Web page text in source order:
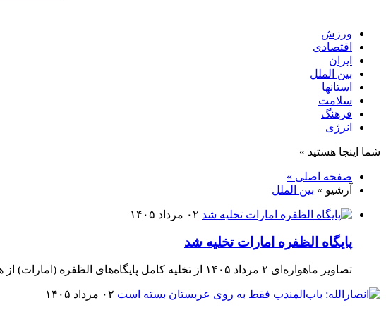
ورزش
اقتصادی
ایران
بین الملل
استانها
سلامت
فرهنگ
انرژی
شما اینجا هستید »
صفحه اصلی »
آرشیو » بین الملل
۰۲ مرداد ۱۴۰۵
پایگاه الظفره امارات تخلیه شد
تصاویر ماهواره‌ای ۲ مرداد ۱۴۰۵ از تخلیه کامل پایگاه‌های الظفره (امارات) از هواپیماهای آمریکایی حکایت دارد.
۰۲ مرداد ۱۴۰۵